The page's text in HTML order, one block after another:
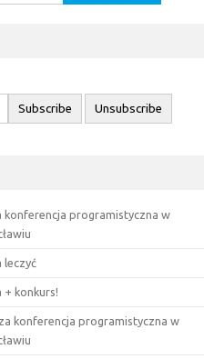
konferencja programistyczna w
leczyć
+ konkurs!
konferencja programistyczna w